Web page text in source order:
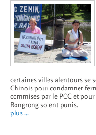
certaines villes alentours se
Chinois pour condamner
commises par le PCC et
Rongrong soient punis.
plus ...